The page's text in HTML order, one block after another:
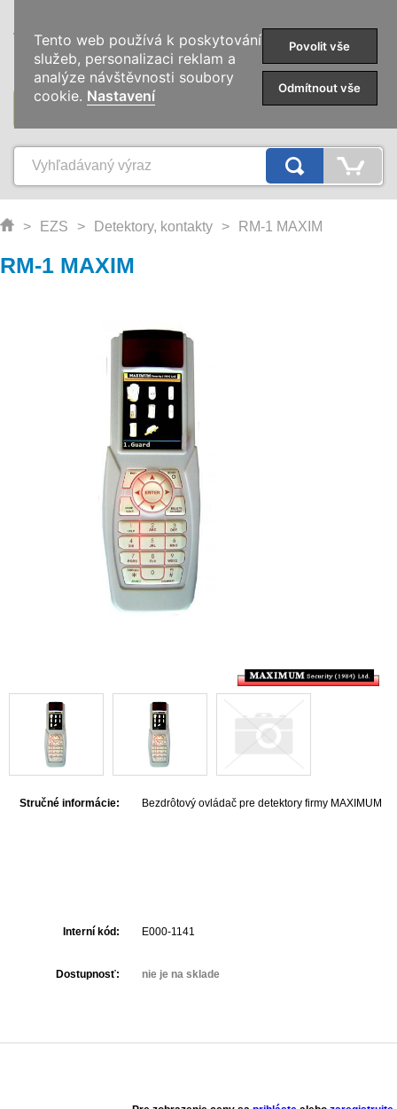
KATEGÓRIE
> EZS > Detektory, kontakty > RM-1 MAXIM
RM-1 MAXIM
Stručné informácie: Bezdrôtový ovládač pre detektory firmy MAXIMUM
Interní kód: E000-1141
Dostupnosť: nie je na sklade
Tento web používá k poskytování
služeb, personalizaci reklam a
analýze návštěvnosti soubory
cookie. Nastavení
Povolit vše
Odmítnout vše